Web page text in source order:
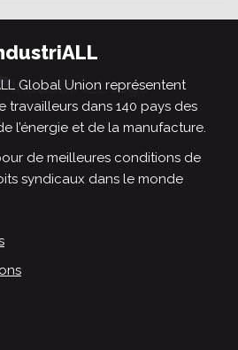
Global Union représentent
travailleurs dans 140 pays des
l’énergie et de la manufacture.
de meilleures conditions de
syndicaux dans le monde